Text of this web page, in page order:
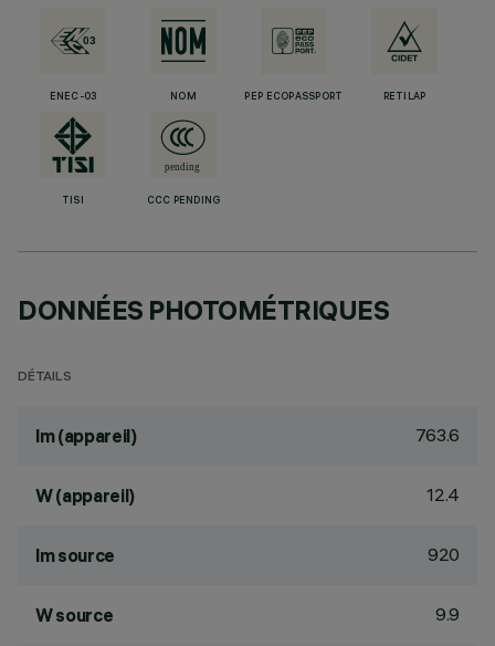
ENEC-03 NOM PEP ECOPASSPORT RETILAP
TISI CCC PENDING
DONNÉES PHOTOMÉTRIQUES
DÉTAILS
lm (appareil) 763.6
W (appareil) 12.4
lm source 920
W source 9.9